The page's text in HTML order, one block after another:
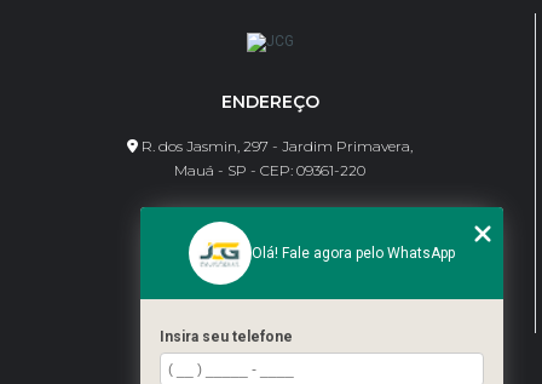
ENDEREÇO
R. dos Jasmin, 297 - Jardim Primavera,
Mauá - SP - CEP: 09361-220
CONTATO
(11) 95462-8630
bene@jcgdivisorias.com
Olá! Fale agora pelo WhatsApp
Insira seu telefone